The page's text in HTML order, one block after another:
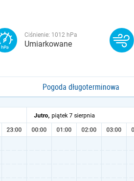
Ciśnienie: 1012 hPa
Umiarkowane
Pogoda długoterminowa